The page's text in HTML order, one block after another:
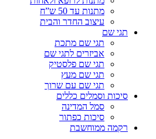
מתנות עד 50 ש”ח
עיצוב החדר והבית
תגי שם
תגי שם מתכת
אביזרים לתגי שם
תגי שם פלסטיק
תגי שם מעץ
תגי שם עם שרוך
סיכות וסמלים כללים
סמל המדינה
סיכות כפתור
רקמה ממוחשבת